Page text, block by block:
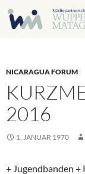
Zum
Inhalt
NICARAGUA FORUM
2016
1. JANUAR 1970
+ Jugendbanden +